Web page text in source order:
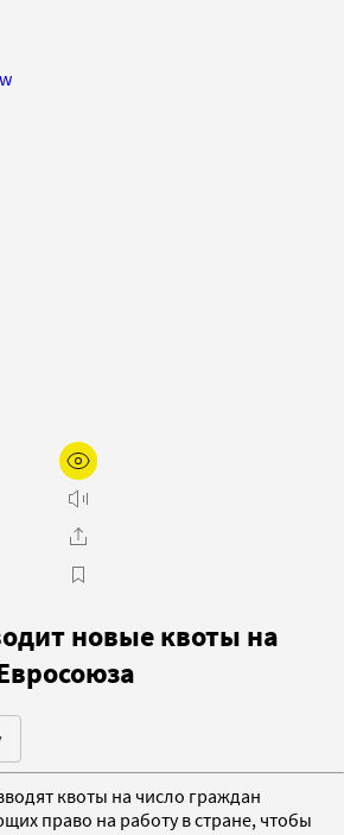
новые квоты на
квоты на число граждан
право на работу в стране, чтобы